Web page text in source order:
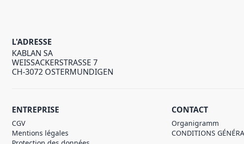
L'ADRESSE
KABLAN SA
WEISSACKERSTRASSE 7
CH-3072 OSTERMUNDIGEN
ENTREPRISE
CGV
Mentions légales
CONTACT
Organigramm
CONDITIONS